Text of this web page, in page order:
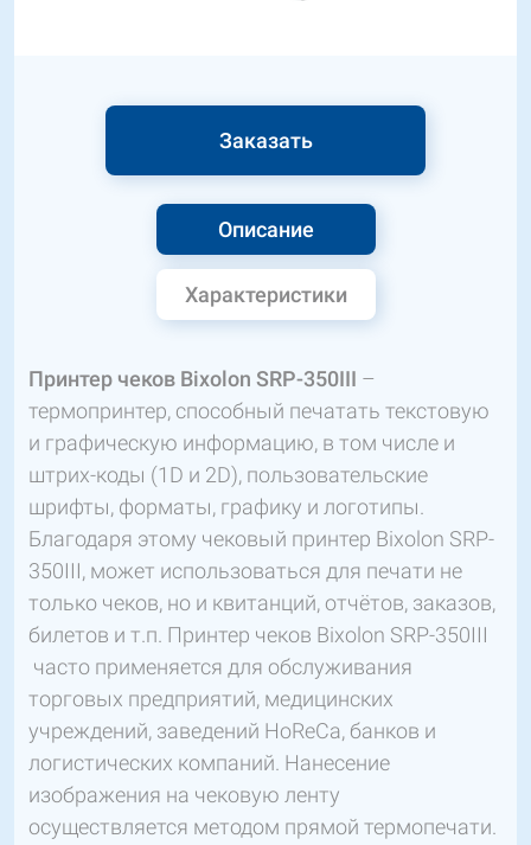
Описание
Характеристики
Заказать
Принтер чеков Bixolon SRP-350III –
термопринтер, способный печатать текстовую
и графическую информацию, в том числе и
штрих-коды (1D и 2D), пользовательские
шрифты, форматы, графику и логотипы.
Благодаря этому чековый принтер Bixolon SRP-
350III, может использоваться для печати не
только чеков, но и квитанций, отчётов, заказов,
билетов и т.п. Принтер чеков Bixolon SRP-350III
часто применяется для обслуживания
торговых предприятий, медицинских
учреждений, заведений HoReCa, банков и
логистических компаний. Нанесение
изображения на чековую ленту
осуществляется методом прямой термопечати.